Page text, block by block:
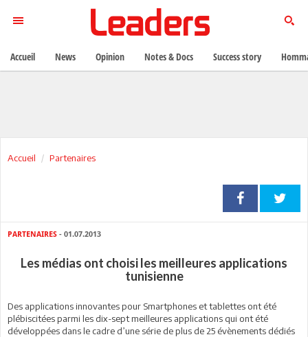
Accueil Partenaires
PARTENAIRES - 01.07.2013
Les médias ont choisi les meilleures applications
tunisienne
Des applications innovantes pour Smartphones et tablettes ont été
plébiscitées parmi les dix-sept meilleures applications qui ont été
développées dans le cadre d’une série de plus de 25 évènements dédiés
Accueil News Opinion Notes & Docs Success story